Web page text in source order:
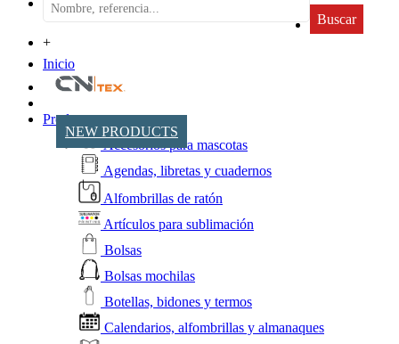
Buscar
+
Inicio
NEW PRODUCTS
Productos
Accesorios para mascotas
Agendas, libretas y cuadernos
Alfombrillas de ratón
Artículos para sublimación
Bolsas
Bolsas mochilas
Botellas, bidones y termos
Calendarios, alfombrillas y almanaques